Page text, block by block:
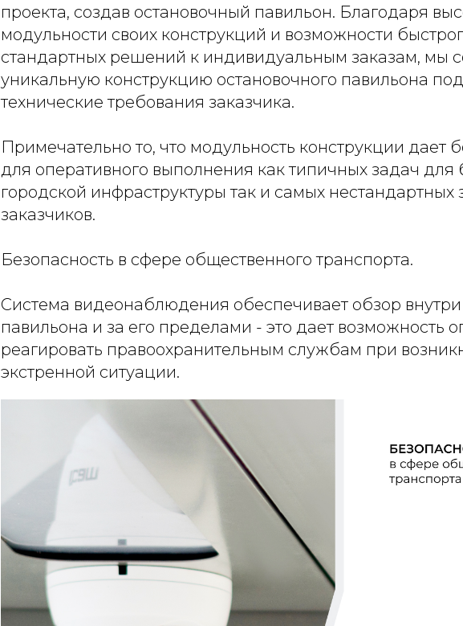
проекта, создав остановочный павильон. Благодаря
модульности своих конструкций и возможности
стандартных решений к индивидуальным заказам, мы
уникальную конструкцию остановочного павильона
технические требования заказчика.
Примечательно то, что модульность конструкции дает
для оперативного выполнения как типичных задач для
городской инфраструктуры так и самых нестандартных
заказчиков.
Безопасность в сфере общественного транспорта.
Система видеонаблюдения обеспечивает обзор внутри
павильона и за его пределами - это дает возможность
реагировать правоохранительным службам при
экстренной ситуации.